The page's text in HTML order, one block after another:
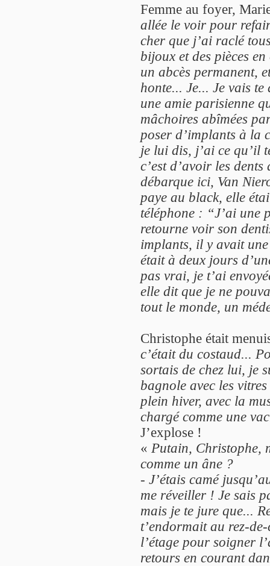
Femme au foyer,
allée le voir pour
cher que j’ai raclé
bijoux et des pièces
un abcès permanent,
honte... Je... Je vais
une amie parisienne
mâchoires abîmées
poser d’implants à la
je lui dis, j’ai ce qu’il
c’est d’avoir les
débarque ici, Van
paye au black, elle
téléphone : “J’ai une
retourne voir son
implants, il y avait
était à deux jours
pas vrai, je t’ai
elle dit que je ne
tout le monde, un
Christophe était
c’était du costaud...
sortais de chez lui, je
bagnole avec les
plein hiver, avec la
chargé comme une
J’explose !
« Putain, Christophe,
comme un âne ?
- J’étais camé
me réveiller ! Je sais
mais je te jure que...
t’endormait au rez-
l’étage pour soigner
retours en courant